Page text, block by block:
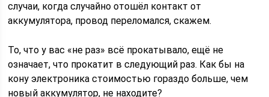
случаи, когда случайно отошёл контакт от
аккумулятора, провод переломался, скажем.
То, что у вас «не раз» всё прокатывало, ещё не
означает, что прокатит в следующий раз. Как бы на
кону электроника стоимостью гораздо больше, чем
новый аккумулятор, не находите?